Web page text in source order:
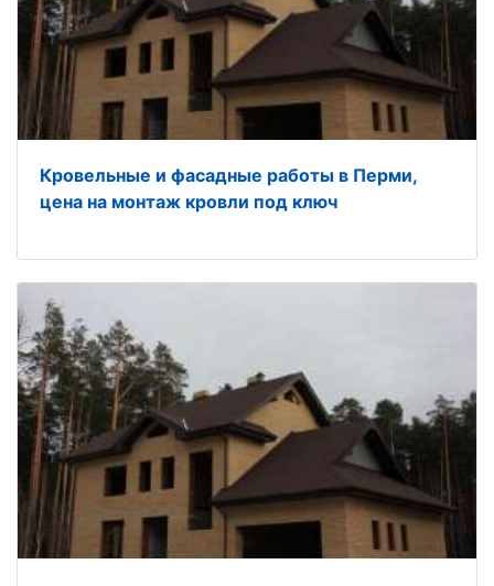
Кровельные и фасадные работы в Перми,
цена на монтаж кровли под ключ